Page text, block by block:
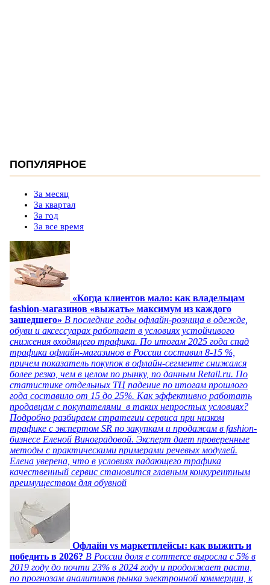
ПОПУЛЯРНОЕ
За месяц
За квартал
За год
За все время
«Когда клиентов мало: как владельцам
fashion-магазинов «выжать» максимум из каждого
зашедшего» В последние годы офлайн-розница в одежде,
обуви и аксессуарах работает в условиях устойчивого
снижения входящего трафика. По итогам 2025 года спад
трафика офлайн-магазинов в России составил 8-15 %,
причем показатель покупок в офлайн-сегменте снижался
более резко, чем в целом по рынку, по данным Retail.ru. По
статистике отдельных ТЦ падение по итогам прошлого
года составило от 15 до 25%. Как эффективно работать
продавцам с покупателями в таких непростых условиях?
Подробно разбираем стратегии сервиса при низком
трафике с экспертом SR по закупкам и продажам в fashion-
бизнесе Еленой Виноградовой. Эксперт дает проверенные
методы с практическими примерами речевых модулей.
Елена уверена, что в условиях падающего трафика
качественный сервис становится главным конкурентным
преимуществом для обувной
Офлайн vs маркетплейсы: как выжить и
победить в 2026? В России доля e commerce выросла с 5% в
2019 году до почти 23% в 2024 году и продолжает расти,
по прогнозам аналитиков рынка электронной коммерции, к